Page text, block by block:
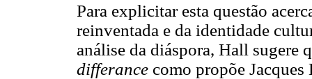
Para explicitar esta questão
reinventada e da identidade
análise da diáspora, Hall sugere
differance como propõe Jacques